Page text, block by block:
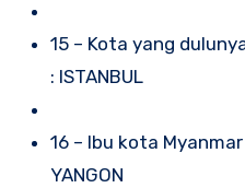
15 – Kota yang
: ISTANBUL
16 – Ibu kota
YANGON